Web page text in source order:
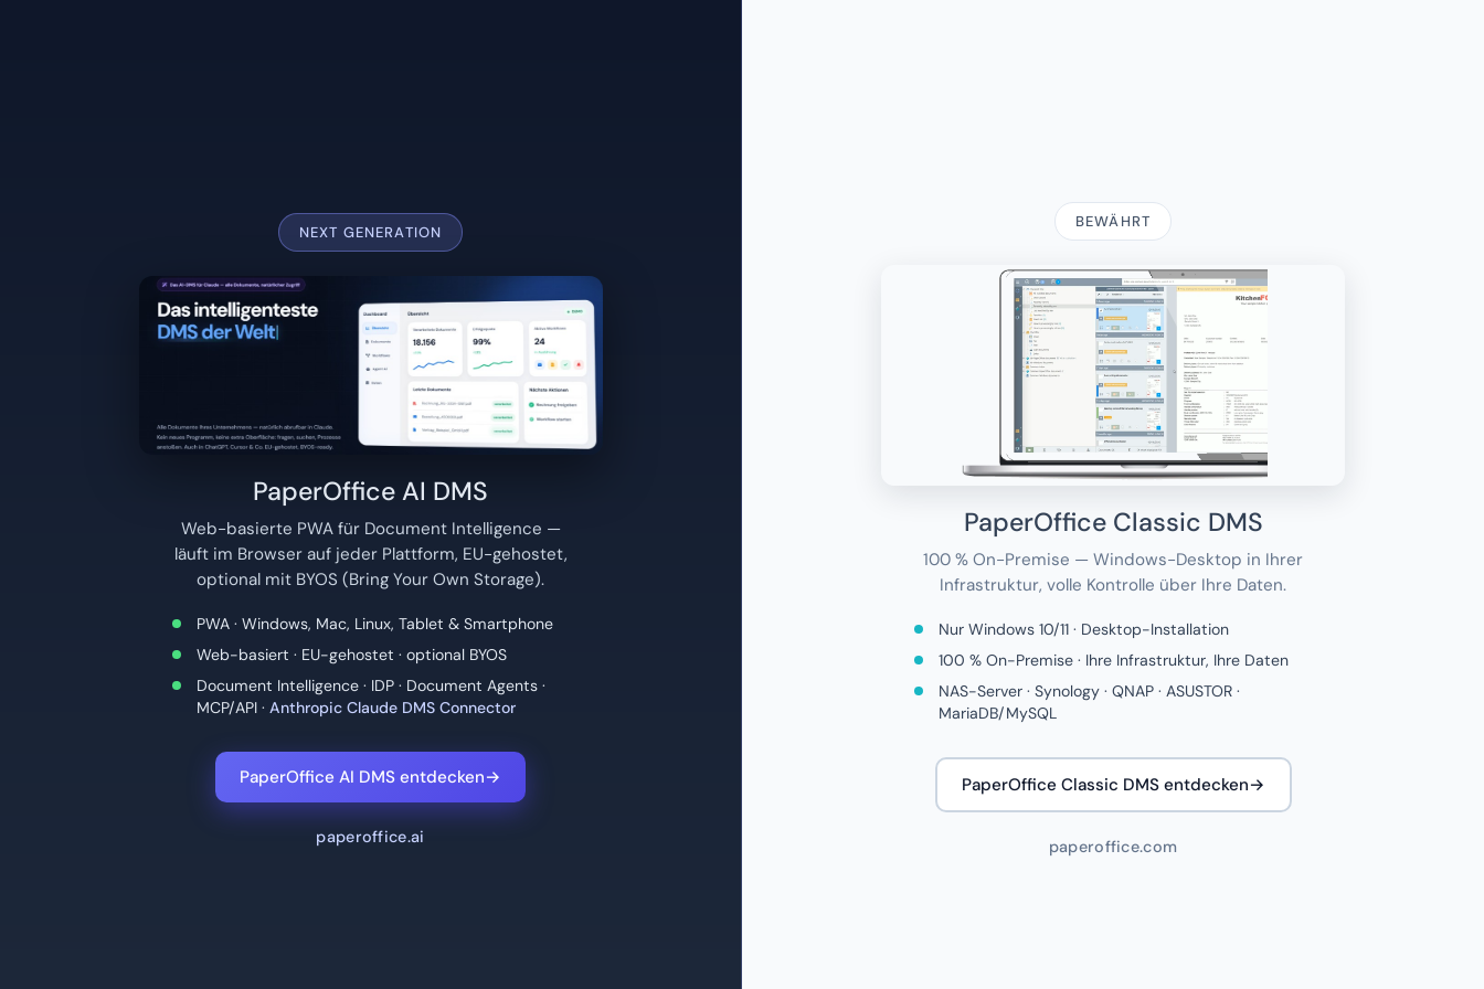
NEXT GENERATION
PaperOffice AI DMS
Web-basierte PWA für Document Intelligence —
läuft im Browser auf jeder Plattform, EU-gehostet,
optional mit BYOS (Bring Your Own Storage).
PWA · Windows, Mac, Linux, Tablet & Smartphone
Web-basiert · EU-gehostet · optional BYOS
Document Intelligence · IDP · Document Agents ·
MCP/API · Anthropic Claude DMS Connector
PaperOffice AI DMS entdecken→
paperoffice.ai
BEWÄHRT
PaperOffice Classic DMS
100 % On-Premise — Windows-Desktop in Ihrer
Infrastruktur, volle Kontrolle über Ihre Daten.
Nur Windows 10/11 · Desktop-Installation
100 % On-Premise · Ihre Infrastruktur, Ihre Daten
NAS-Server · Synology · QNAP · ASUSTOR ·
MariaDB/MySQL
PaperOffice Classic DMS entdecken→
paperoffice.com